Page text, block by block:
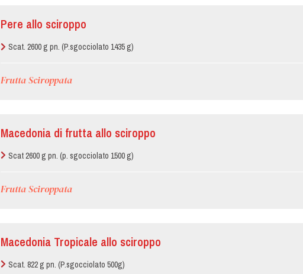
Pere allo sciroppo
Scat. 2600 g pn. (P.sgocciolato 1435 g)
Frutta Sciroppata
Macedonia di frutta allo sciroppo
Scat 2600 g pn. (p. sgocciolato 1500 g)
Frutta Sciroppata
Macedonia Tropicale allo sciroppo
Scat. 822 g pn. (P.sgocciolato 500g)